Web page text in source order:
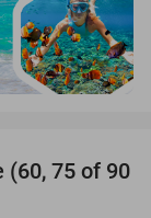
35%
(60, 75 of 90